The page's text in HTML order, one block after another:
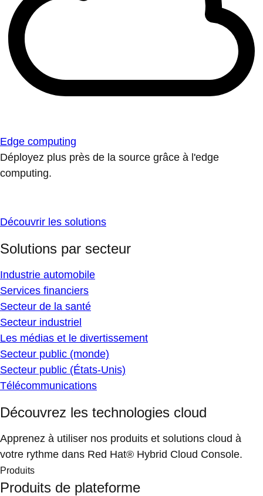
Edge computing
Déployez plus près de la source grâce à l'edge
computing.
Découvrir les solutions
Solutions par secteur
Industrie automobile
Services financiers
Secteur de la santé
Secteur industriel
Les médias et le divertissement
Secteur public (monde)
Secteur public (États-Unis)
Télécommunications
Découvrez les technologies cloud
Apprenez à utiliser nos produits et solutions cloud à
votre rythme dans Red Hat® Hybrid Cloud Console.
Produits
Produits de plateforme